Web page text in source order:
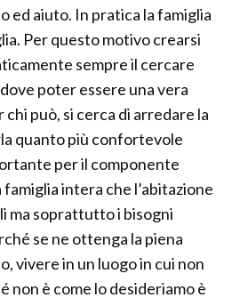
ed aiuto. In pratica la famiglia
Per questo motivo crearsi
sempre il cercare
poter essere una vera
può, si cerca di arredare la
quanto più confortevole
per il componente
intera che l’abitazione
ma soprattutto i bisogni
se ne ottenga la piena
vivere in un luogo in cui non
non è come lo desideriamo è